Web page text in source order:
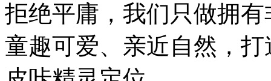
拒绝平庸，我们只做拥
童趣可爱、亲近自然，